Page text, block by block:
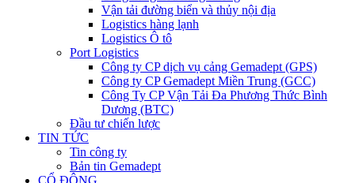
Vận tải đường biển và thủy nội địa
Logistics hàng lạnh
Logistics Ô tô
Port Logistics
Công ty CP dịch vụ cảng Gemadept (GPS)
Công ty CP Gemadept Miền Trung (GCC)
Công Ty CP Vận Tải Đa Phương Thức Bình
Dương (BTC)
Đầu tư chiến lược
TIN TỨC
Tin công ty
Bản tin Gemadept
CỔ ĐÔNG